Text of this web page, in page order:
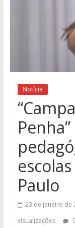
Notícia
Paulo
23 de janeiro de
visualizações